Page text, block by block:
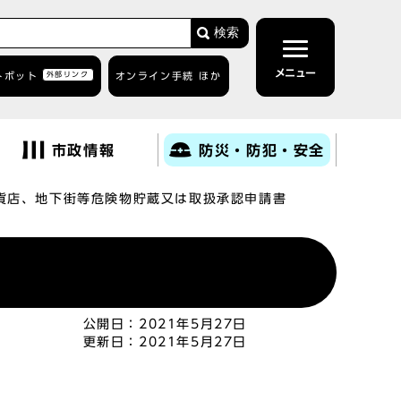
検索
ボット 外部リンク オンライン手続 ほか メニュー
市政情報 防災・防犯・安全
店、地下街等危険物貯蔵又は取扱承認申請書
公開日： 2021年5月27日
更新日： 2021年5月27日